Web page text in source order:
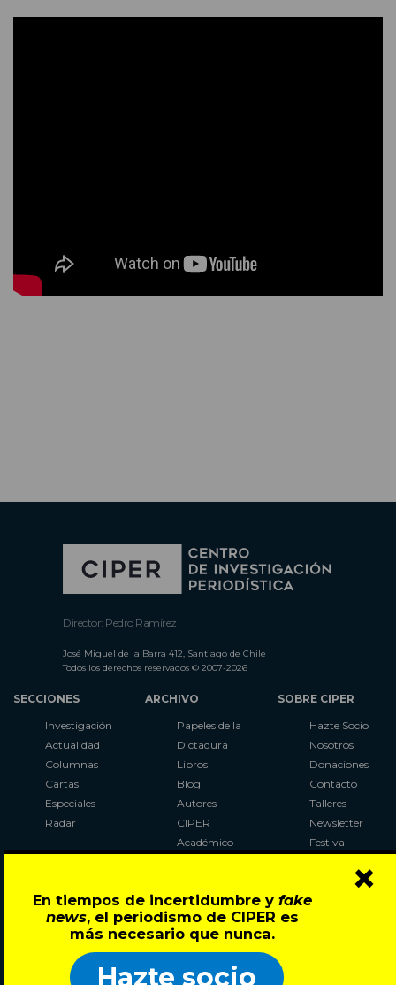
En tiempos de incertidumbre y fake
news, el periodismo de CIPER es
más necesario que nunca.
Hazte socio
×
Director: Pedro Ramírez
José Miguel de la Barra 412, Santiago de Chile
Todos los derechos reservados © 2007-2026
SECCIONES
Investigación
Actualidad
Columnas
Cartas
Especiales
Radar
ARCHIVO
Papeles de la
Dictadura
Libros
Blog
Autores
CIPER
Académico
Al Plebiscito
con CIPER
SOBRE CIPER
Hazte Socio
Nosotros
Donaciones
Contacto
Talleres
Newsletter
Festival